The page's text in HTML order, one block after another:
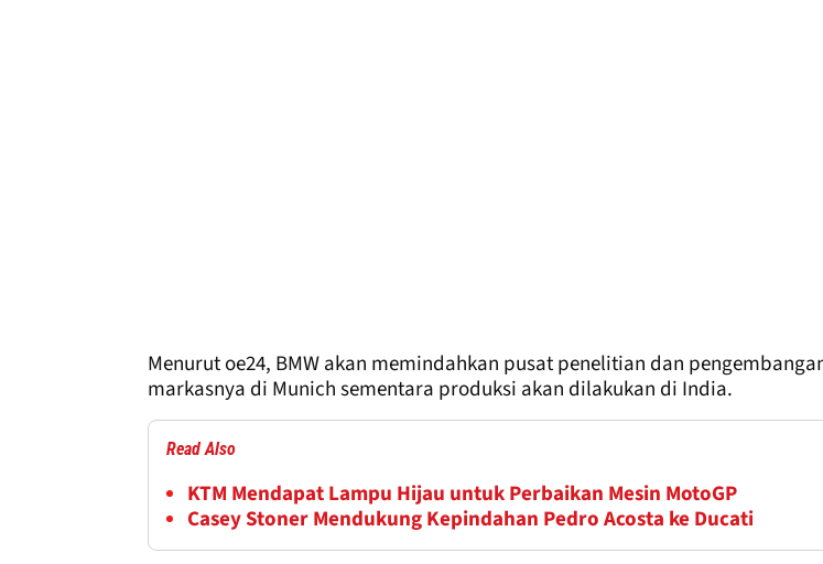
Menurut oe24, BMW akan memindahkan pusat penelitian dan
markasnya di Munich sementara produksi akan dilakukan di India.
Read Also
KTM Mendapat Lampu Hijau untuk Perbaikan Mesin MotoGP
Casey Stoner Mendukung Kepindahan Pedro Acosta ke Ducati